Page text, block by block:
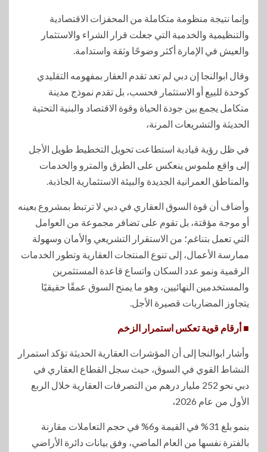
وإنما نتيجة منظومة متكاملة من المحفزات الاقتصادية
والتنظيمية والخدمية التي جعلت قرار الشراء والاستثمار
والعيش في الإمارة أكثر وضوحًا وثقة واستدامة.
وقال ابوالنجا إن دبي لم تعد تقدم العقار بمفهومه التقليدي
كوحدة للبيع أو الاستثمار فحسب، بل تقدم نموذج مدينة
متكامل يجمع بين جودة الحياة وقوة الاقتصاد والبنية التحتية
الحديثة والتشريعات المرنة،
في ظل رؤية قيادية استطاعت تحويل التخطيط طويل الأجل
إلى واقع ملموس ينعكس على الطرق والمترو والخدمات
والمناطق العمرانية الجديدة والبيئة الاستثمارية الجاذبة.
وأضاف أن قوة السوق العقاري في دبي لا ترتبط بمشروع بعينه
أو موجة مؤقتة، بل تقوم على تضافر مجموعة من العوامل
التي تعمل بتناغم؛ من الاستقرار التشريعي والأمان وسهولة
ممارسة الأعمال، إلى تنوع المنتجات العقارية وتطور الخدمات
الرقمية ونمو عدد السكان واتساع قاعدة المستثمرين
والمستخدمين النهائيين، وهو ما يمنح السوق عمقًا حقيقيًا
يتجاوز المضاربات قصيرة الأجل.
■ أرقام قوية تعكس استمرار الزخم
وأشار ابوالنجا إلى أن المؤشرات العقارية الحديثة تؤكد استمرار
النشاط القوي في السوق، حيث سجل القطاع العقاري في
دبي نحو 252 مليار درهم من التصرفات العقارية خلال الربع
الأول من عام 2026،
بنمو بلغ 31% في القيمة و6% في حجم التعاملات مقارنة
بالفترة نفسها من العام الماضي، وفق بيانات دائرة الأراضي